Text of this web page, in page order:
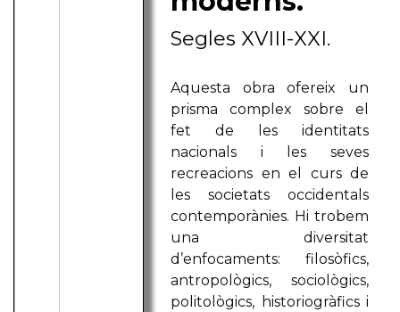
Segles XVIII-XXI.
Aquesta obra ofereix un
prisma complex sobre el
fet de les identitats
nacionals i les seves
recreacions en el curs de
les societats occidentals
contemporànies. Hi trobem
una diversitat
d’enfocaments: filosòfics,
antropològics, sociològics,
politològics, historiogràfics i